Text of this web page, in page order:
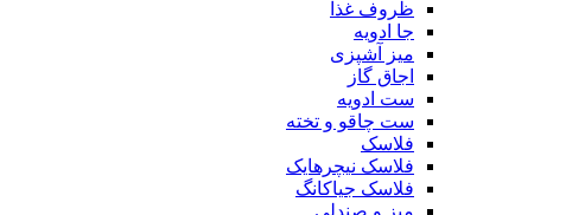
ظروف غذا
جا ادویه
میز آشپزی
اجاق گاز
ست ادویه
ست چاقو و تخته
فلاسک
فلاسک نیچرهایک
فلاسک جیاکانگ